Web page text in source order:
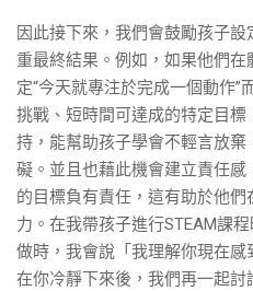
因此接下來，我們會鼓勵孩子
重最終結果。例如，如果他們
定“今天就專注於完成一個動作
挑戰、短時間可達成的特定目
持，能幫助孩子學會不輕言放
礙。並且也藉此機會建立責任
的目標負有責任，這有助於他
力。在我帶孩子進行STEAM課
做時，我會說「我理解你現在
在你冷靜下來後，我們再一起